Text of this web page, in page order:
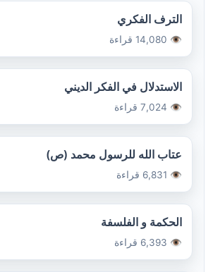
الترف الفكري
👁️ 14,080 قراءة
الاستدلال في الفكر الديني
👁️ 7,024 قراءة
عتاب الله للرسول محمد (ص)
👁️ 6,831 قراءة
الحكمة و الفلسفة
👁️ 6,393 قراءة